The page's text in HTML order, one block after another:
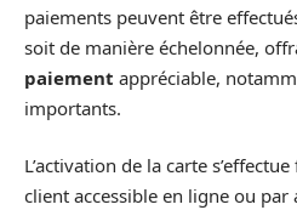
paiements peuvent être
soit de manière échelonnée,
paiement appréciable,
importants.
L’activation de la carte
client accessible en ligne ou